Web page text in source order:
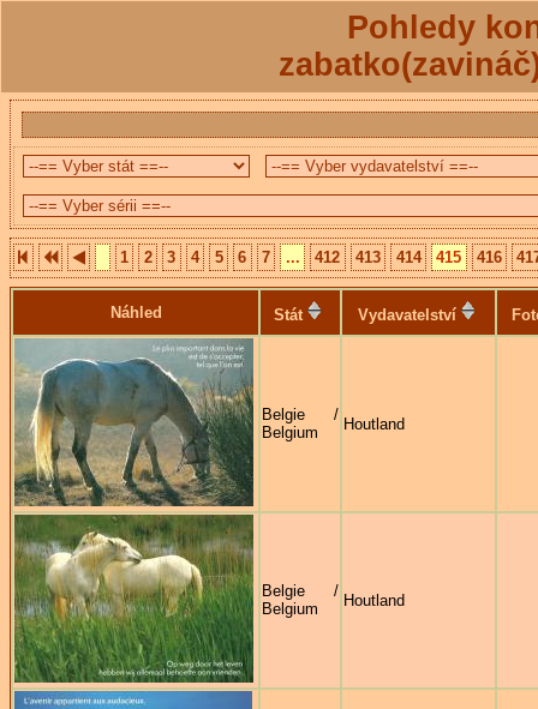
Pohledy
1 2 3 4 5 6 7 ... 412 413 414 415 416
Náhled Stát Vydavatelství
Belgie /
Belgium
Houtland
Belgie /
Belgium
Houtland